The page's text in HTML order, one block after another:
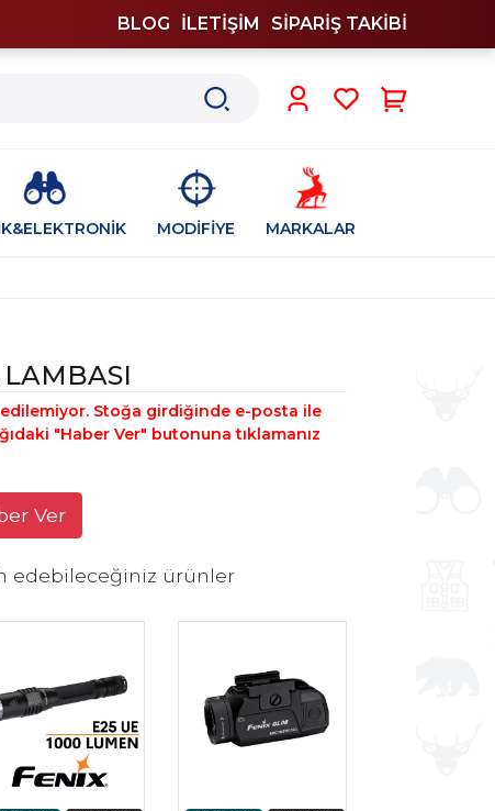
BLOG İLETİŞİM SİPARİŞ TAKİBİ
MODİFİYE MARKALAR
Stoğa girdiğinde e-posta ile
"Haber Ver" butonuna tıklamanız
Ver
edebileceğiniz ürünler